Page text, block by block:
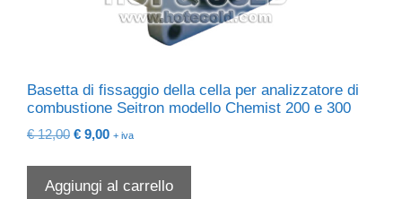
Basetta di fissaggio della cella per analizzatore di
combustione Seitron modello Chemist 200 e 300
€12,00 Il
originale
era:
€ 9,00Il
attuale
è:
+ iva
Aggiungi al carrello